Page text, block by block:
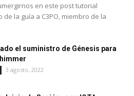
en este post tutorial
la guía a C3PO, miembro de la
el suministro de Génesis para
3 agosto, 2022